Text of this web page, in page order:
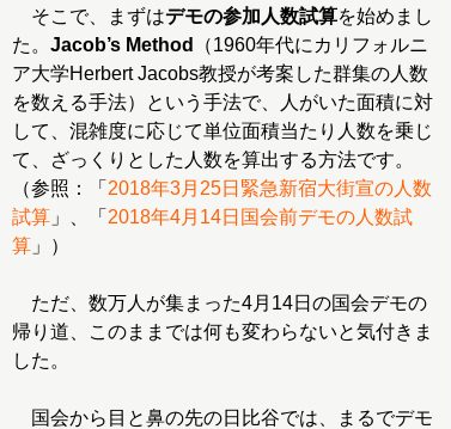
そこで、まずはデモの参加人数試算を始めまし
た。 Jacob’s Method
（1960年代にカリフォルニ
ア大学Herbert Jacobs教授が考案した群集の人数
を数える手法）という手法で、人がいた面積に対
して、混雑度に応じて単位面積当たり人数を乗じ
て、ざっくりとした人数を算出する方法です。
（参照：「 2018年3月25日緊急新宿大街宣の人数
試算 」、「 2018年4月14日国会前デモの人数試
算 」）
ただ、数万人が集まった4月14日の国会デモの
帰り道、このままでは何も変わらないと気付きま
した。
国会から目と鼻の先の日比谷では、まるでデモ